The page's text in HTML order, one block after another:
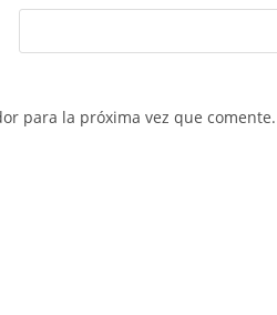
para la próxima vez que comente.